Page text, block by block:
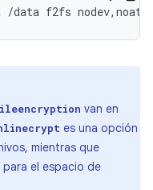
/data f2fs
van en
es una opción
mientras que
para el espacio de